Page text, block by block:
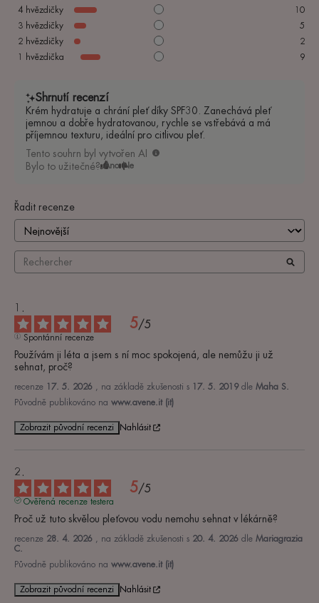
4 hvězdičky
10
3 hvězdičky
5
2 hvězdičky
2
hvězdička 9
Shrnutí recenzí
Krém hydratuje a chrání pleť díky SPF30. Zanechává pleť
jemnou a dobře hydratovanou, rychle se vstřebává a má
příjemnou texturu, ideální pro citlivou pleť.
Tento souhrn byl vytvořen AI
Bylo to užitečné?
Ano Ne
Řadit recenze
5/5
Spontánní recenze
Používám ji léta a jsem s ní moc spokojená, ale nemůžu ji už
sehnat, proč?
recenze 17. 5. 2026 , na základě zkušenosti s 17. 5. 2019 dle Maha S.
Původně publikováno na www.avene.it (it)
Zobrazit původní recenzi Nahlásit
5/5
Ověřená recenze testera
Proč už tuto skvělou pleťovou vodu nemohu sehnat v lékárně?
recenze 28. 4. 2026 , na základě zkušenosti s 20. 4. 2026 dle Mariagrazia
C.
Původně publikováno na www.avene.it (it)
Zobrazit původní recenzi Nahlásit